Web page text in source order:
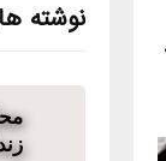
نوشته